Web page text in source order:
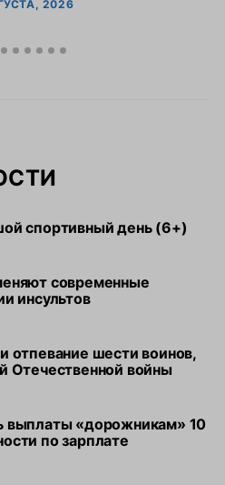
2026
спортивный день (6+)
современные
инсультов
отпевание шести воинов,
Отечественной войны
выплаты «дорожникам» 10
по зарплате